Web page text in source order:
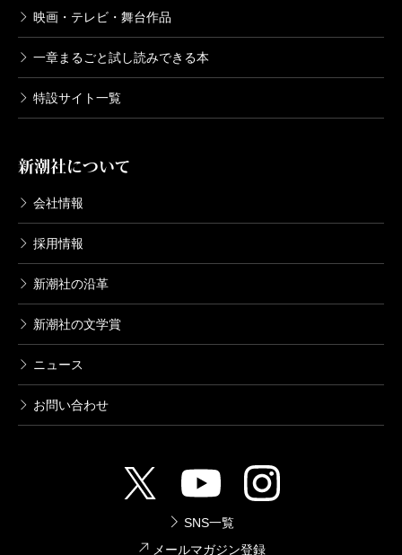
映画・テレビ・舞台作品
一章まるごと試し読みできる本
特設サイト一覧
新潮社について
会社情報
採用情報
新潮社の沿革
新潮社の文学賞
ニュース
お問い合わせ
SNS一覧
メールマガジン登録